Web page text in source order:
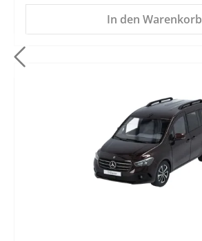
In den Warenkorb